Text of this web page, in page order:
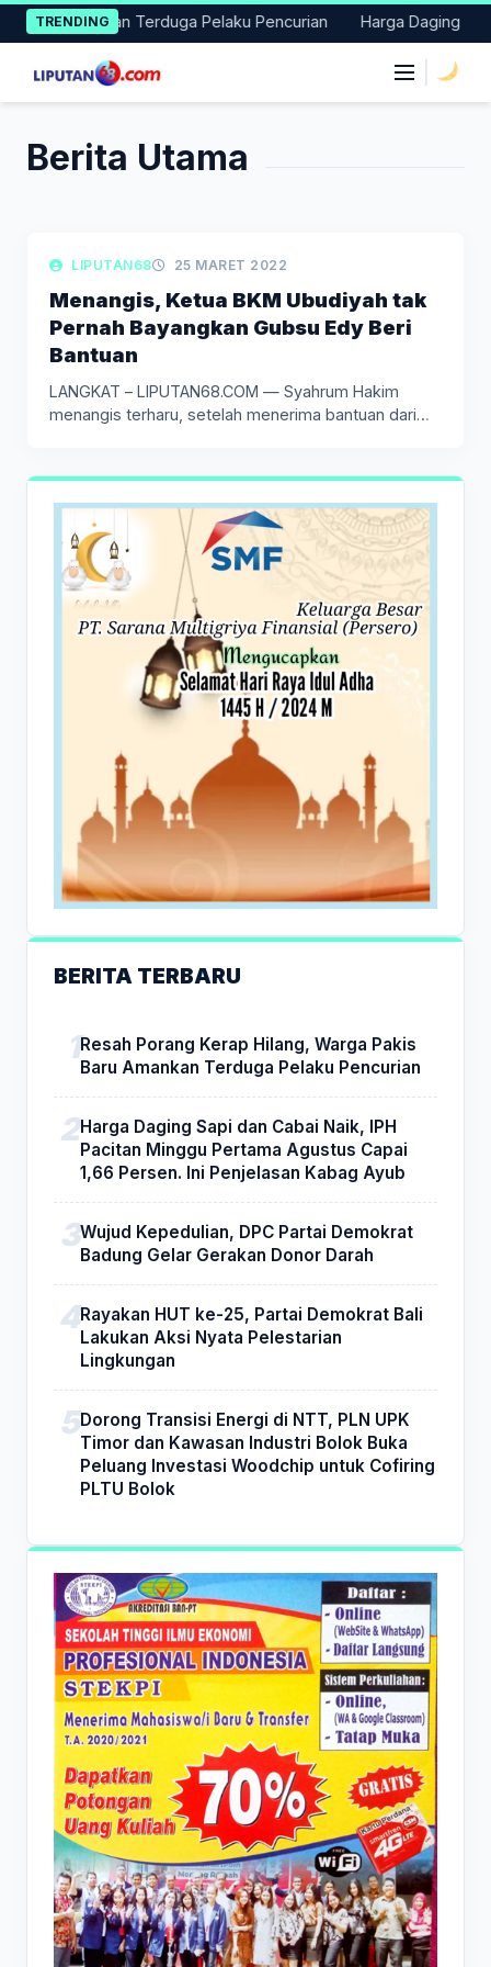
Skip
to
content
TRENDING
Amankan Terduga Pelaku Pencurian Harga Daging Sapi
Berita Utama
LIPUTAN KEAGAMAAN
LIPUTAN68 25 MARET 2022
Menangis, Ketua BKM Ubudiyah tak
Pernah Bayangkan Gubsu Edy Beri
Bantuan
LANGKAT – LIPUTAN68.COM — Syahrum Hakim
menangis terharu, setelah menerima bantuan dari…
BERITA TERBARU
Resah Porang Kerap Hilang, Warga Pakis
Baru Amankan Terduga Pelaku Pencurian
Harga Daging Sapi dan Cabai Naik, IPH
Pacitan Minggu Pertama Agustus Capai
1,66 Persen. Ini Penjelasan Kabag Ayub
Wujud Kepedulian, DPC Partai Demokrat
Badung Gelar Gerakan Donor Darah
Rayakan HUT ke-25, Partai Demokrat Bali
Lakukan Aksi Nyata Pelestarian
Lingkungan
Dorong Transisi Energi di NTT, PLN UPK
Timor dan Kawasan Industri Bolok Buka
Peluang Investasi Woodchip untuk Cofiring
PLTU Bolok